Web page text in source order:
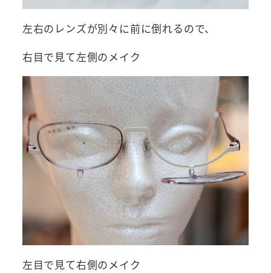
左右のレンズが別々に前に倒れるので、
右目で見て左側のメイク
左目で見て右側のメイク